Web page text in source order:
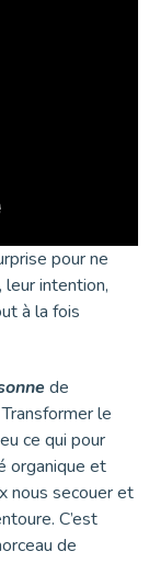
pour ne
leur intention,
à la fois
de
le
ce qui pour
organique et
nous secouer et
C’est
de